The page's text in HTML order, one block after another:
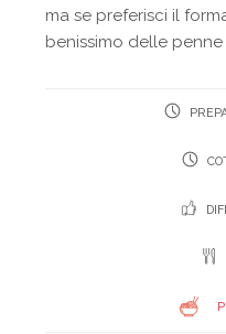
ma se preferisci il
benissimo delle